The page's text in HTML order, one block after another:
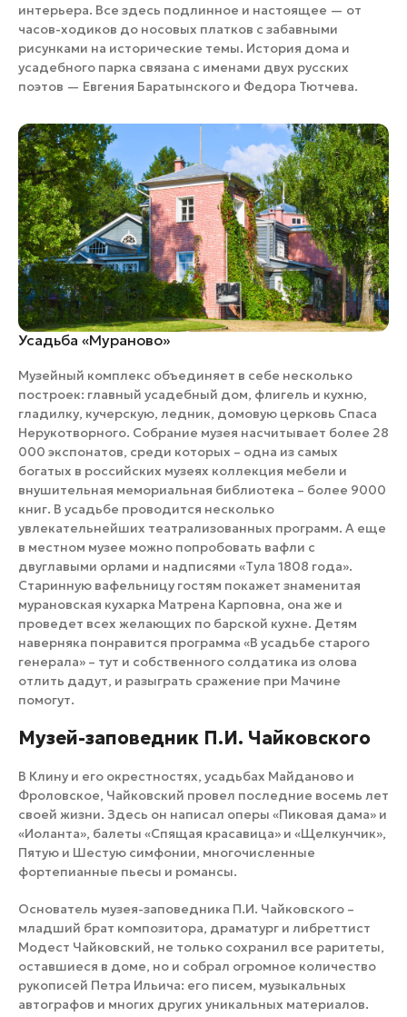
интерьера. Все здесь подлинное и настоящее — от
часов-ходиков до носовых платков с забавными
рисунками на исторические темы. История дома и
усадебного парка связана с именами двух русских
поэтов — Евгения Баратынского и Федора Тютчева.
Усадьба «Мураново»
Музейный комплекс объединяет в себе несколько
построек: главный усадебный дом, флигель и кухню,
гладилку, кучерскую, ледник, домовую церковь Спаса
Нерукотворного. Собрание музея насчитывает более 28
000 экспонатов, среди которых – одна из самых
богатых в российских музеях коллекция мебели и
внушительная мемориальная библиотека – более 9000
книг. В усадьбе проводится несколько
увлекательнейших театрализованных программ. А еще
в местном музее можно попробовать вафли с
двуглавыми орлами и надписями «Тула 1808 года».
Старинную вафельницу гостям покажет знаменитая
мурановская кухарка Матрена Карповна, она же и
проведет всех желающих по барской кухне. Детям
наверняка понравится программа «В усадьбе старого
генерала» – тут и собственного солдатика из олова
отлить дадут, и разыграть сражение при Мачине
помогут.
​Музей-заповедник П.И. Чайковского
В Клину и его окрестностях, усадьбах Майданово и
Фроловское, Чайковский провел последние восемь лет
своей жизни. Здесь он написал оперы «Пиковая дама» и
«Иоланта», балеты «Спящая красавица» и «Щелкунчик»,
Пятую и Шестую симфонии, многочисленные
фортепианные пьесы и романсы.
Основатель музея-заповедника П.И. Чайковского –
младший брат композитора, драматург и либреттист
Модест Чайковский, не только сохранил все раритеты,
оставшиеся в доме, но и собрал огромное количество
рукописей Петра Ильича: его писем, музыкальных
автографов и многих других уникальных материалов.